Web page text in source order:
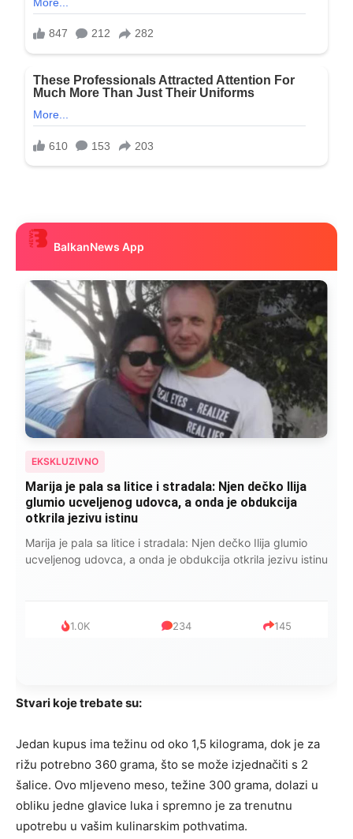
BalkanNews App
EKSKLUZIVNO
Marija je pala sa litice i stradala: Njen dečko Ilija
glumio ucveljenog udovca, a onda je obdukcija
otkrila jezivu istinu
Marija je pala sa litice i stradala: Njen dečko Ilija glumio
ucveljenog udovca, a onda je obdukcija otkrila jezivu istinu
1.0K 234 145
Stvari koje trebate su:
Jedan kupus ima težinu od oko 1,5 kilograma, dok je za
rižu potrebno 360 grama, što se može izjednačiti s 2
šalice. Ovo mljeveno meso, težine 300 grama, dolazi u
obliku jedne glavice luka i spremno je za trenutnu
upotrebu u vašim kulinarskim pothvatima.